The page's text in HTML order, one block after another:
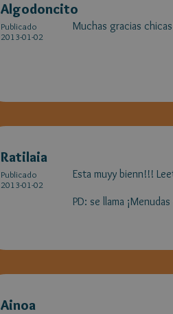
Algodoncito
Publicado
2013-01-02
Muchas gracias
Ratilaia
Publicado
2013-01-02
Esta muyy bienn!!!
PD: se llama
Ainoa